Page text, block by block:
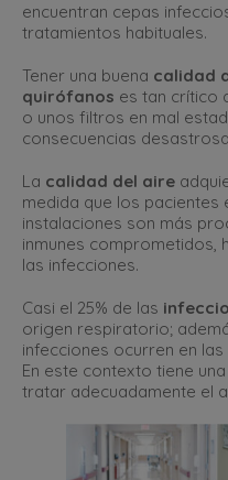
encuentran cepas
tratamientos habituales.
Tener una buena calidad
quirófanos es tan crítico
o unos filtros en mal
consecuencias
La calidad del aire
medida que los
instalaciones son más
inmunes comprometidos,
las infecciones.
Casi el 25% de las
origen respiratorio;
infecciones ocurren en
En este contexto tiene
tratar adecuadamente el